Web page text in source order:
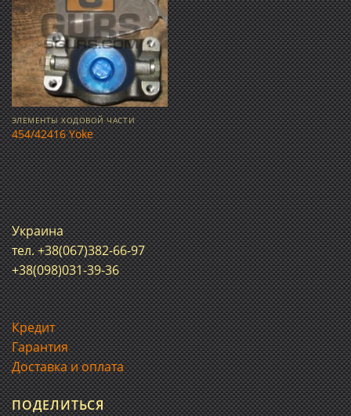
ЭЛЕМЕНТЫ ХОДОВОЙ ЧАСТИ
454/42416 Yoke
Украина
тел. +38(067)382-66-97
+38(098)031-39-36
Кредит
Гарантия
Доставка и оплата
ПОДЕЛИТЬСЯ